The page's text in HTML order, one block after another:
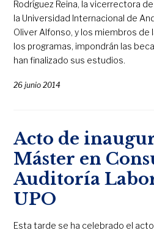
Rodríguez Reina, la vicerrectora
la Universidad Internacional de
Oliver Alfonso, y los miembros de
los programas, impondrán las
han finalizado sus estudios.
26 junio 2014
Acto de
Máster en
Auditoría
UPO
Esta tarde se ha celebrado el